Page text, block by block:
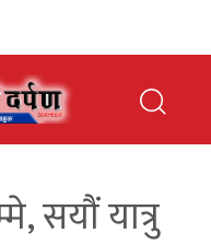
सयौं यात्रु